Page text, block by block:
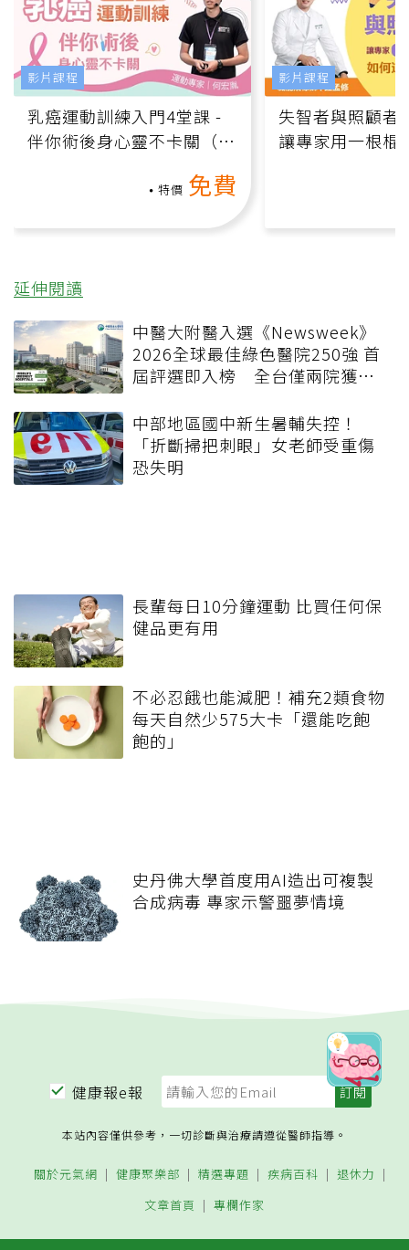
乳癌運動訓練入門4堂課 -
伴你術後身心靈不卡關（線
特價 免費
影片課程
失智者與照顧者
讓專家用一根棍
影片課程
延伸閱讀
中醫大附醫入選《Newsweek》
2026全球最佳綠色醫院250強 首
屆評選即入榜 全台僅兩院獲
中部地區國中新生暑輔失控！
「折斷掃把刺眼」女老師受重傷
恐失明
長輩每日10分鐘運動 比買任何保
健品更有用
不必忍餓也能減肥！補充2類食物
每天自然少575大卡「還能吃飽
飽的」
史丹佛大學首度用AI造出可複製
合成病毒 專家示警噩夢情境
健康報e報
本站內容僅供參考，一切診斷與治療請遵從醫師指導。
關於元氣網 健康聚樂部 精選專題 疾病百科
退休力
文章首頁
專欄作家